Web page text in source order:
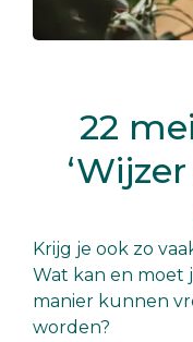
22
Krijg je ook zo
Wat kan en moet
manier kunnen
worden?